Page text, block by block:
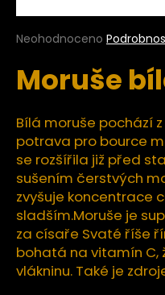
Průměrné
produktu
je
z
5
hvězdiček.
Neohodnoceno
Moruše
Bílá moruše pochází
potrava pro bource
se rozšířila již před
sušením čerstvých
zvyšuje koncentrace
sladším.Moruše je
za císaře Svaté říše
bohatá na vitamín C,
vlákninu. Také je
a
j
t
D
o